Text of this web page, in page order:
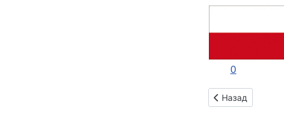
0
Предыдущий:
Назад